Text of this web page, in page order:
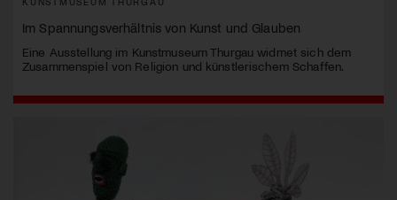
Im Spannungsverhältnis von Kunst und Glauben
Eine Ausstellung im Kunstmuseum Thurgau widmet sich dem
Zusammenspiel von Religion und künstlerischem Schaffen.